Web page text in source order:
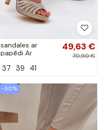
sandales ar
papēdi Ar
mirdzēt D&A
krāsas
49,63 €
70,90 €
37 39 41
-30%